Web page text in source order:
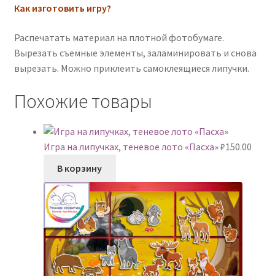
Как изготовить игру?
Распечатать материал на плотной фотобумаге.
Вырезать съемные элементы, заламинировать и снова
вырезать. Можно приклеить самоклеящиеся липучки.
Похожие товары
Игра на липучках, теневое лото «Пасха»₽150.00
В корзину